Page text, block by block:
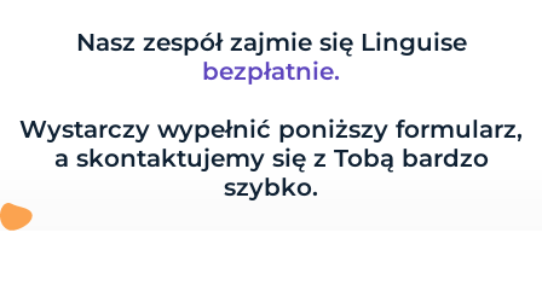
Nasz zespół zajmie się Linguise
bezpłatnie.
Wystarczy wypełnić poniższy formularz,
a skontaktujemy się z Tobą bardzo
szybko.